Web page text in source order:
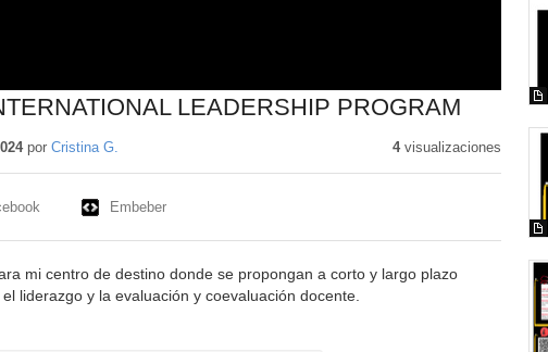
LEADERSHIP PROGRAM
por Cristina G. 4visualizaciones
Embeber
mi centro de destino donde se propongan a corto y largo plazo
liderazgo y la evaluación y coevaluación docente.